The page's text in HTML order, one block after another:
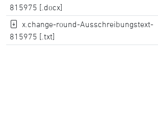
815975 [.docx]
x.change-round-Ausschreibungstext-
815975 [.txt]